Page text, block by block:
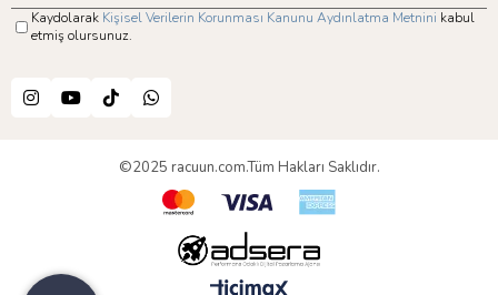
Kaydolarak Kişisel Verilerin Korunması Kanunu Aydınlatma Metnini kabul
etmiş olursunuz.
©2025 racuun.com.Tüm Hakları Saklıdır.